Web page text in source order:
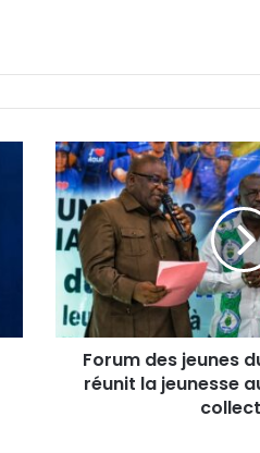
Forum
des
jeunes
du
Gabon
Mouila
réunit
la
jeunesse
autour
Forum des jeunes
réunit la jeunesse